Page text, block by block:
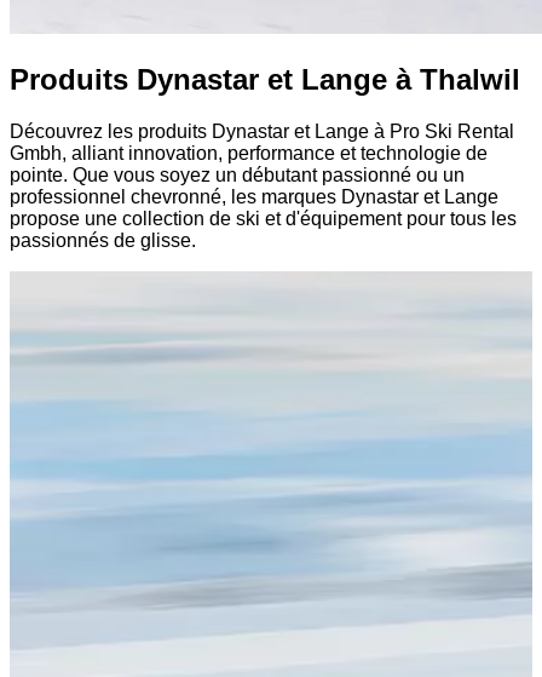
Produits Dynastar et Lange à Thalwil
Découvrez les produits Dynastar et Lange à Pro Ski Rental
Gmbh, alliant innovation, performance et technologie de
pointe. Que vous soyez un débutant passionné ou un
professionnel chevronné, les marques Dynastar et Lange
propose une collection de ski et d'équipement pour tous les
passionnés de glisse.